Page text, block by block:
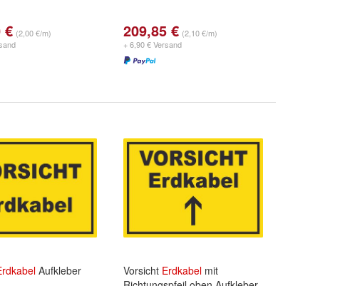
€ (2,00 €/m)
209,85 € (2,10 €/m)
+ 6,90 € Versand
Aufkleber
Vorsicht Erdkabel mit